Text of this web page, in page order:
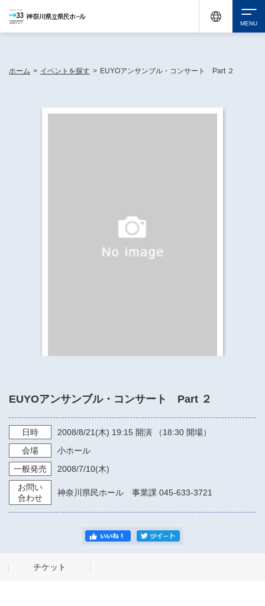
ホーム > イベントを探す > EUYOアンサンブル・コンサート Part ２
EUYOアンサンブル・コンサート Part ２
日時 2008/8/21 (木) 19:15 開演 （18:30 開場）
会場
小ホール
一般発売
2008/7/10(木)
お問い
合わせ
神奈川県民ホール 事業課 045-633-3721
チケット